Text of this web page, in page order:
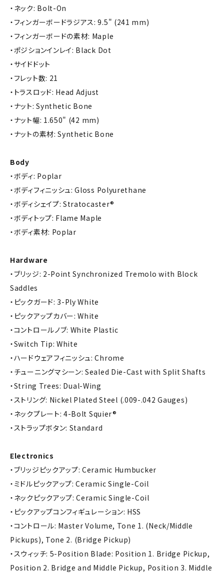
・ネック: Bolt-On
・フィンガーボードラジアス: 9.5" (241 mm)
・フィンガーボードの素材: Maple
・ポジションインレイ: Black Dot
・サイドドット
・フレット数: 21
・トラスロッド: Head Adjust
・ナット: Synthetic Bone
・ナット幅: 1.650" (42 mm)
・ナットの素材: Synthetic Bone
Body
・ボディ: Poplar
・ボディフィニッシュ: Gloss Polyurethane
・ボディシェイプ: Stratocaster®
・ボディトップ: Flame Maple
・ボディ素材: Poplar
Hardware
・ブリッジ: 2-Point Synchronized Tremolo with Block
Saddles
・ピックガード: 3-Ply White
・ピックアップカバー: White
・コントロールノブ: White Plastic
・Switch Tip: White
・ハードウェアフィニッシュ: Chrome
・チューニングマシーン: Sealed Die-Cast with Split Shafts
・String Trees: Dual-Wing
・ストリング: Nickel Plated Steel (.009-.042 Gauges)
・ネックプレート: 4-Bolt Squier®
・ストラップボタン: Standard
Electronics
・ブリッジピックアップ: Ceramic Humbucker
・ミドルピックアップ: Ceramic Single-Coil
・ネックピックアップ: Ceramic Single-Coil
・ピックアップコンフィギュレーション: HSS
・コントロール: Master Volume, Tone 1. (Neck/Middle
Pickups), Tone 2. (Bridge Pickup)
・スウィッチ: 5-Position Blade: Position 1. Bridge Pickup,
Position 2. Bridge and Middle Pickup, Position 3. Middle